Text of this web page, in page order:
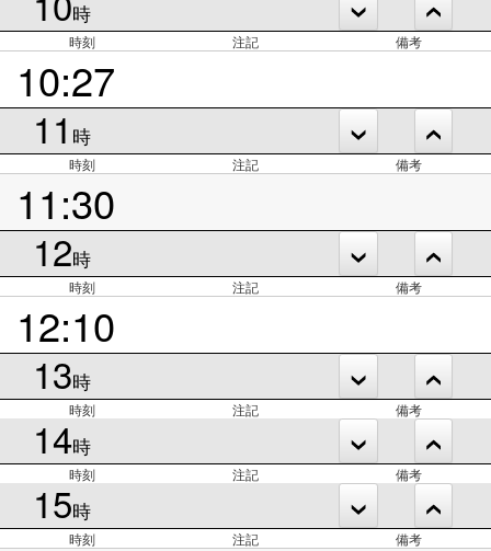
時
時刻 注記 備考
10:27
11 時
時刻 注記 備考
11:30
12時
時刻 注記 備考
12:10
13時
時刻 注記 備考
14時
時刻 注記 備考
15時
時刻 注記 備考